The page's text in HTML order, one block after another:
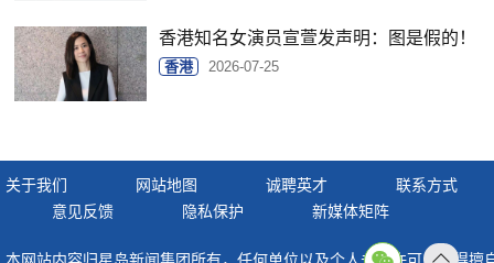
香港知名女演员宣萱发声明：图是假的！
香港 2026-07-25
关于我们 网站地图 诚聘英才
联系方式
意见反馈
隐私保护 新媒体矩阵